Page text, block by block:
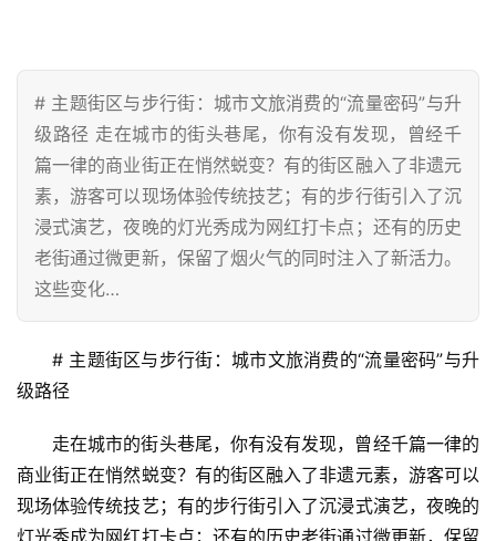
# 主题街区与步行街：城市文旅消费的“流量密码”与升
级路径 走在城市的街头巷尾，你有没有发现，曾经千
篇一律的商业街正在悄然蜕变？有的街区融入了非遗元
素，游客可以现场体验传统技艺；有的步行街引入了沉
浸式演艺，夜晚的灯光秀成为网红打卡点；还有的历史
老街通过微更新，保留了烟火气的同时注入了新活力。
这些变化…
# 主题街区与步行街：城市文旅消费的“流量密码”与升
级路径
走在城市的街头巷尾，你有没有发现，曾经千篇一律的
商业街正在悄然蜕变？有的街区融入了非遗元素，游客可以
现场体验传统技艺；有的步行街引入了沉浸式演艺，夜晚的